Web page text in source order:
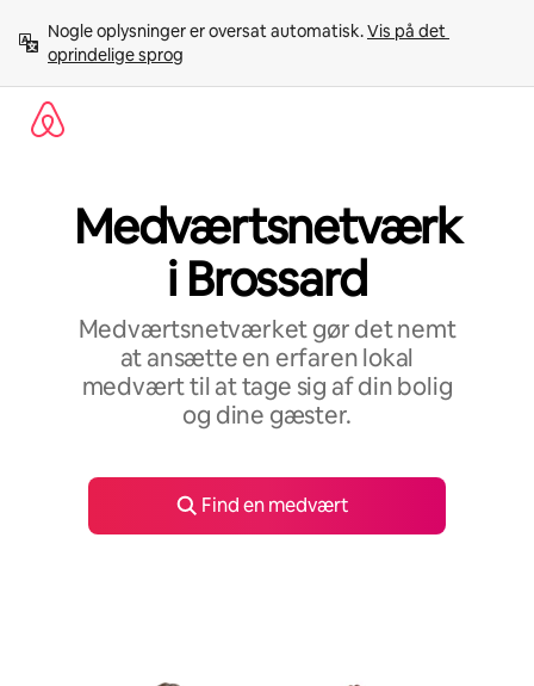
videre
indhold
Nogle oplysninger er oversat automatisk. Vis på det
oprindelige sprog
Medværtsnetværk
i Brossard
Medværtsnetværket gør det nemt
at ansætte en erfaren lokal
medvært til at tage sig af din bolig
og dine gæster.
Find en medvært